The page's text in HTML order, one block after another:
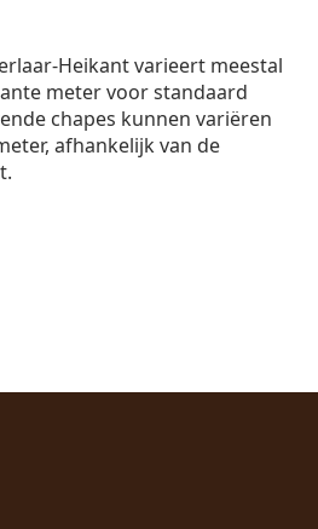
Heikant varieert meestal
meter voor standaard
chapes kunnen variëren
afhankelijk van de